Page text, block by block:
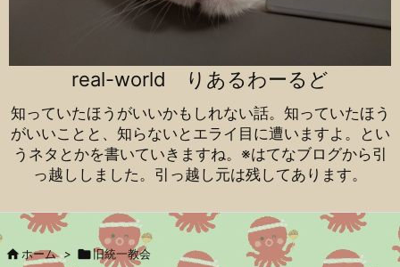
real-world りあるわーるど
知っていたほうがいいかもしれない話。知っていたほう
がいいことと、知らないとエライ目に遭いますよ。とい
うネタとかを書いていきますね。※はてなブログから引
っ越ししました。引っ越し元は残してあります。
ホーム > 旧統一教会